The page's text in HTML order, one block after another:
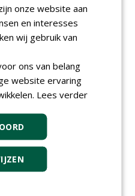
ETT op
september 2026
voor
2026
stad van de
begint in de
november 2026
onze website aan
en interesses
wij gebruik van
ons van belang
website ervaring
Lees verder